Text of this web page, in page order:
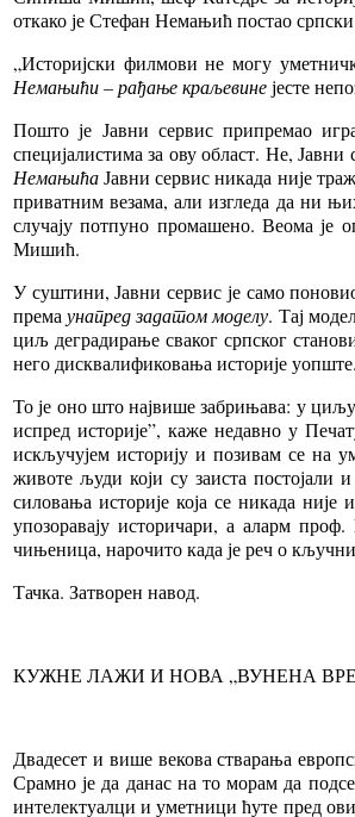
откако је Стефан Немањић постао
„Историјски филмови не могу
Немањићи – рађање краљевинејесте
Пошто је Јавни сервис припремао
специјалистима за ову област. Не,
НемањићаЈавни сервис никада није
приватним везама, али изгледа да ни
случају потпуно промашено. Веома је
Мишић.
У суштини, Јавни сервис је само
премаунапред задатом моделу. Тај
циљ деградирање сваког српског
него дисквалификовања историје уопште.
То је оно што највише забрињава: у
испред историје”, каже недавно у
искључујем историју и позивам се на
животе људи који су заиста постојали
силовања историје која се никада
упозоравају историчари, а аларм
чињеница, нарочито када је реч о
Тачка. Затворен навод.
КУЖНЕ ЛАЖИ И НОВА „ВУНЕНА
Двадесет и више векова стварања
Срамно је да данас на то морам да
интелектуалци и уметници ћуте пред